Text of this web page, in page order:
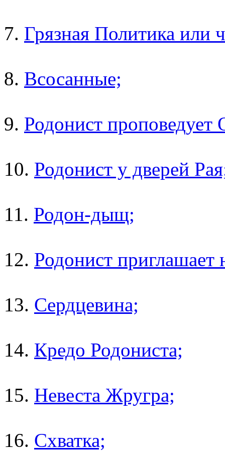
7. Грязная Политика или
8. Всосанные;
9. Родонист проповедует
10. Родонист у дверей
11. Родон-дыщ;
12. Родонист приглашает
13. Сердцевина;
14. Кредо Родониста;
15. Невеста Жругра;
16. Схватка;